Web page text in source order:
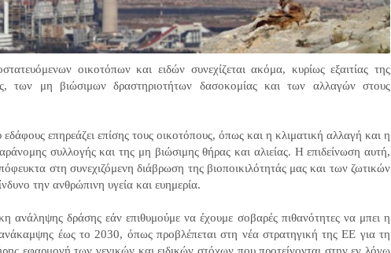
οικοτόπων και ειδών συνεχίζεται ακόμα, κυρίως εξαιτίας της
των μη βιώσιμων δραστηριοτήτων δασοκομίας και των αλλαγών στους
επηρεάζει επίσης τους οικοτόπους, όπως και η κλιματική αλλαγή και η
συλλογής και της μη βιώσιμης θήρας και αλιείας. Η επιδείνωση αυτή,
στη συνεχιζόμενη διάβρωση της βιοποικιλότητάς μας και των ζωτικών
την ανθρώπινη υγεία και ευημερία.
ανάληψης δράσης εάν επιθυμούμε να έχουμε σοβαρές πιθανότητες να μπει η
έως το 2030, όπως προβλέπεται στη νέα στρατηγική της ΕΕ για τη